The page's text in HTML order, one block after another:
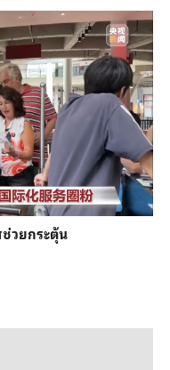
ช่วยกระตุ้น